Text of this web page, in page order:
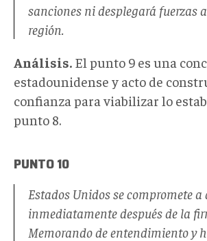
sanciones ni desplegará fuerzas
región.
Análisis. El punto 9 es una
estadounidense y acto de
confianza para viabilizar lo
punto 8.
PUNTO 10
Estados Unidos se compromete a
inmediatamente después de la
Memorando de entendimiento y